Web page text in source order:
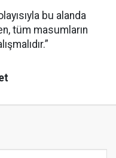
bu alanda
tüm masumların